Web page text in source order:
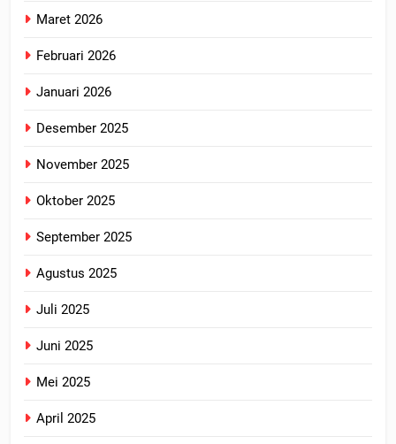
Maret 2026
Februari 2026
Januari 2026
Desember 2025
November 2025
Oktober 2025
September 2025
Agustus 2025
Juli 2025
Juni 2025
Mei 2025
April 2025